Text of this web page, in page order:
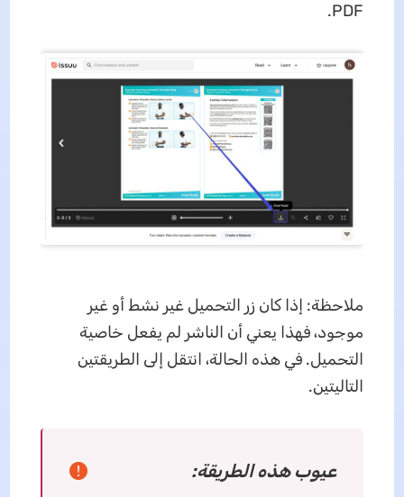
PDF.
ملاحظة: إذا كان زر التحميل غير نشط أو غير
موجود، فهذا يعني أن الناشر لم يفعل خاصية
التحميل. في هذه الحالة، انتقل إلى الطريقتين
التاليتين.
عيوب هذه الطريقة: